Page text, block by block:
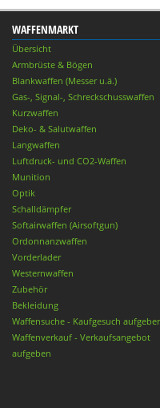
WAFFENMARKT
Übersicht
Armbrüste & Bögen
Blankwaffen (Messer u.ä.)
Gas-, Signal-, Schreckschusswaffen
Kurzwaffen
Deko- & Salutwaffen
Langwaffen
Luftdruck- und CO2-Waffen
Munition
Optik
Schalldämpfer
Softairwaffen (Airsoftgun)
Ordonnanzwaffen
Vorderlader
Westernwaffen
Zubehör
Bekleidung
Waffensuche - Kaufgesuch
Waffenverkauf - Verkaufsangebot
aufgeben